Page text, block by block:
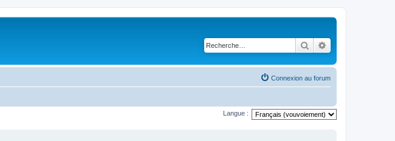
Rechercher
Connexion au forum
Langue :